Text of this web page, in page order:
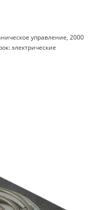
управление, 2000
электрические